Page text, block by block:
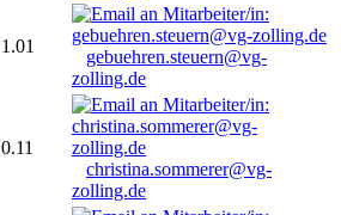
1.01
gebuehren.steuern@vg-
zolling.de
0.11
christina.sommerer@vg-
zolling.de